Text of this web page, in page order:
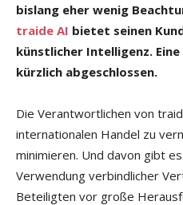
bislang eher wenig
traide AI bietet seinen
künstlicher Intelligenz.
kürzlich abgeschlossen.
Die Verantwortlichen von
internationalen Handel zu
minimieren. Und davon gibt
Verwendung verbindlicher
Beteiligten vor große